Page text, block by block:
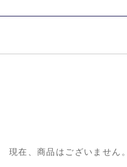
現在、商品はございません。